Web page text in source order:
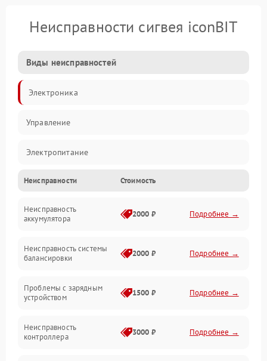
Неисправности сигвея iconBIT
Виды неисправностей
Электроника
Управление
Электропитание
Балансировка
Механические повреждения
Неисправности Стоимость
Неисправность
аккумулятора
2000 ₽ Подробнее →
Неисправность системы
балансировки
2000 ₽ Подробнее →
Проблемы с зарядным
устройством
1500 ₽ Подробнее →
Неисправность
контроллера
3000 ₽ Подробнее →